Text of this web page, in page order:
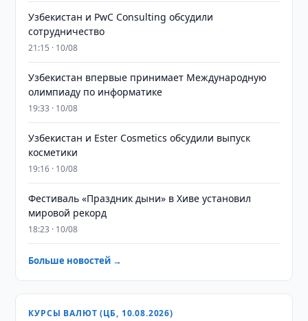
Узбекистан и PwC Consulting обсудили
сотрудничество
21:15 · 10/08
Узбекистан впервые принимает Международную
олимпиаду по информатике
19:33 · 10/08
Узбекистан и Ester Cosmetics обсудили выпуск
косметики
19:16 · 10/08
Фестиваль «Праздник дыни» в Хиве установил
мировой рекорд
18:23 · 10/08
Больше новостей →
КУРСЫ ВАЛЮТ (ЦБ, 10.08.2026)